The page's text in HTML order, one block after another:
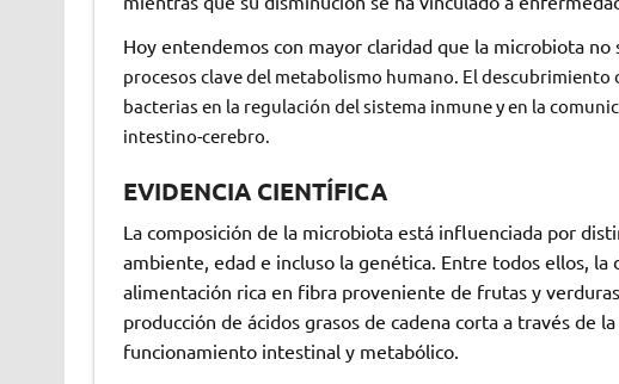
Hoy entendemos con mayor claridad que la microbiota
procesos clave del metabolismo humano. El descubrimiento
bacterias en la regulación del sistema inmune y en la
intestino-cerebro.
EVIDENCIA CIENTÍFICA
La composición de la microbiota está influenciada por
ambiente, edad e incluso la genética. Entre todos ellos,
alimentación rica en fibra proveniente de frutas y
producción de ácidos grasos de cadena corta a través de
funcionamiento intestinal y metabólico.